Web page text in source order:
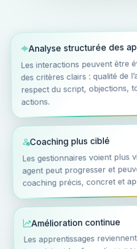
Analyse structurée des
Les interactions peuvent être
des critères clairs : qualité de
respect du script, objections,
actions.
Coaching plus ciblé
Les gestionnaires voient plus
agent peut progresser et
coaching précis, concret et
Amélioration continue
Les apprentissages